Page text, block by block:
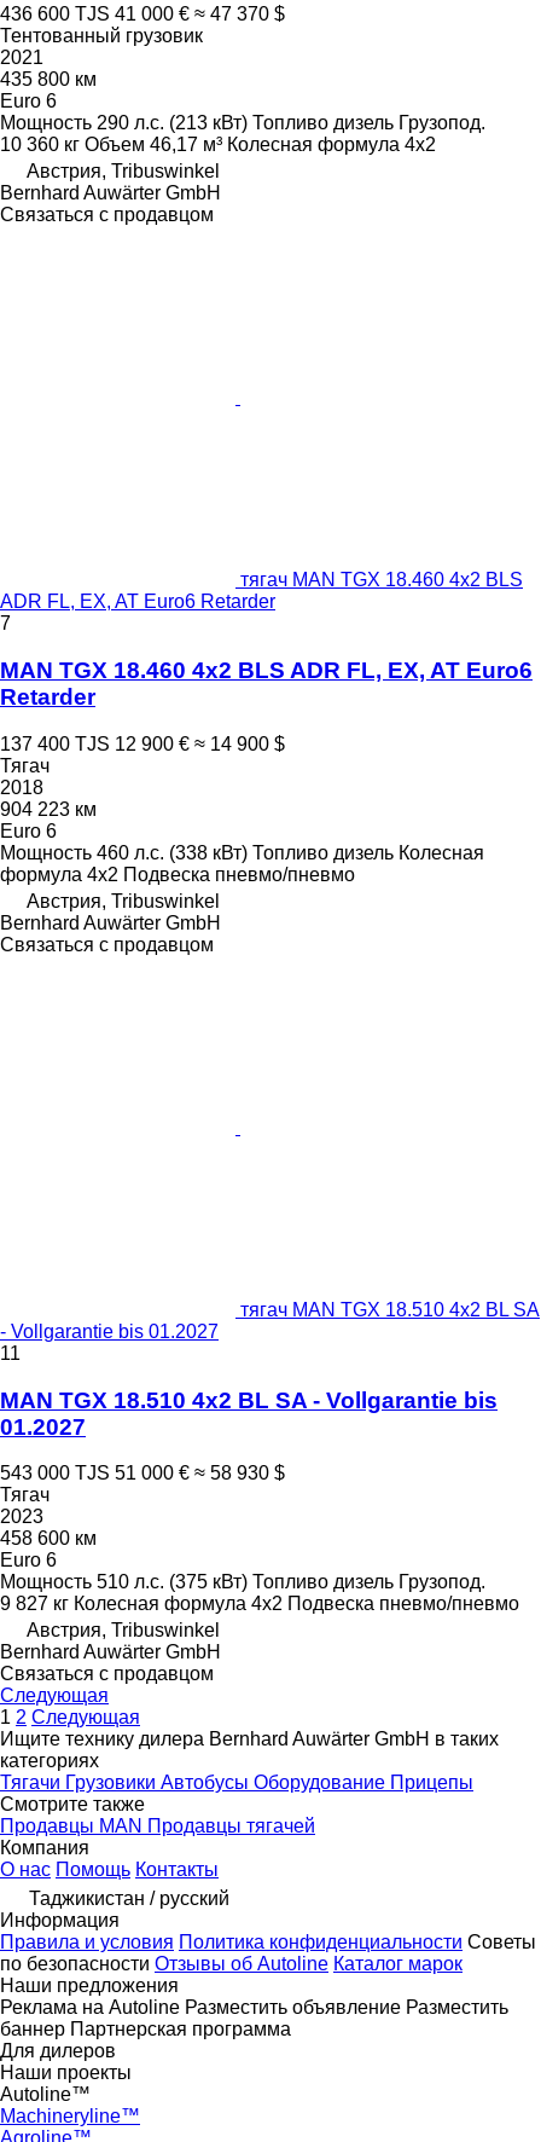
436 600 TJS 41 000 € ≈ 47 370 $
Тентованный грузовик
2021
435 800 км
Euro 6
Мощность 290 л.с. (213 кВт) Топливо дизель Грузопод.
10 360 кг Объем 46,17 м³ Колесная формула 4x2
Австрия, Tribuswinkel
Bernhard Auwärter GmbH
Связаться с продавцом
тягач MAN TGX 18.460 4x2 BLS
ADR FL, EX, AT Euro6 Retarder
7
MAN TGX 18.460 4x2 BLS ADR FL, EX, AT Euro6
Retarder
137 400 TJS 12 900 € ≈ 14 900 $
Тягач
2018
904 223 км
Euro 6
Мощность 460 л.с. (338 кВт) Топливо дизель Колесная
формула 4x2 Подвеска пневмо/пневмо
Австрия, Tribuswinkel
Bernhard Auwärter GmbH
Связаться с продавцом
тягач MAN TGX 18.510 4x2 BL SA
- Vollgarantie bis 01.2027
11
MAN TGX 18.510 4x2 BL SA - Vollgarantie bis
01.2027
543 000 TJS 51 000 € ≈ 58 930 $
Тягач
2023
458 600 км
Euro 6
Мощность 510 л.с. (375 кВт) Топливо дизель Грузопод.
9 827 кг Колесная формула 4x2 Подвеска пневмо/пневмо
Австрия, Tribuswinkel
Bernhard Auwärter GmbH
Связаться с продавцом
Следующая
1 2 Следующая
Ищите технику дилера Bernhard Auwärter GmbH в таких
категориях
Тягачи Грузовики Автобусы Оборудование Прицепы
Смотрите также
Продавцы MAN Продавцы тягачей
Компания
О нас Помощь Контакты
Таджикистан / русский
Информация
Правила и условия Политика конфиденциальности Советы
по безопасности Отзывы об Autoline Каталог марок
Наши предложения
Реклама на Autoline Разместить объявление Разместить
баннер Партнерская программа
Для дилеров
Наши проекты
Autoline™
Machineryline™